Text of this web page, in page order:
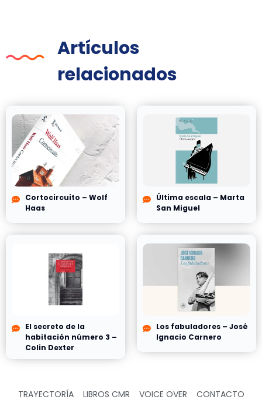
Artículos
relacionados
Cortocircuito – Wolf
Haas
Última escala – Marta
San Miguel
El secreto de la
habitación número 3 –
Colin Dexter
Los fabuladores – José
Ignacio Carnero
TRAYECTORÍA LIBROS CMR VOICE OVER CONTACTO